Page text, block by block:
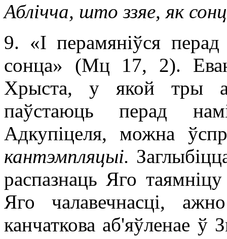
Аблічча, што ззяе, як
9. «І перамяніўся
сонца» (Мц 17, 2).
Хрыста, у якой тры
паўстаюць перад
Адкупіцеля, можна
кантэмпляцыі.
распазнаць Яго
Яго чалавечнасці,
канчаткова аб'яўленае ў